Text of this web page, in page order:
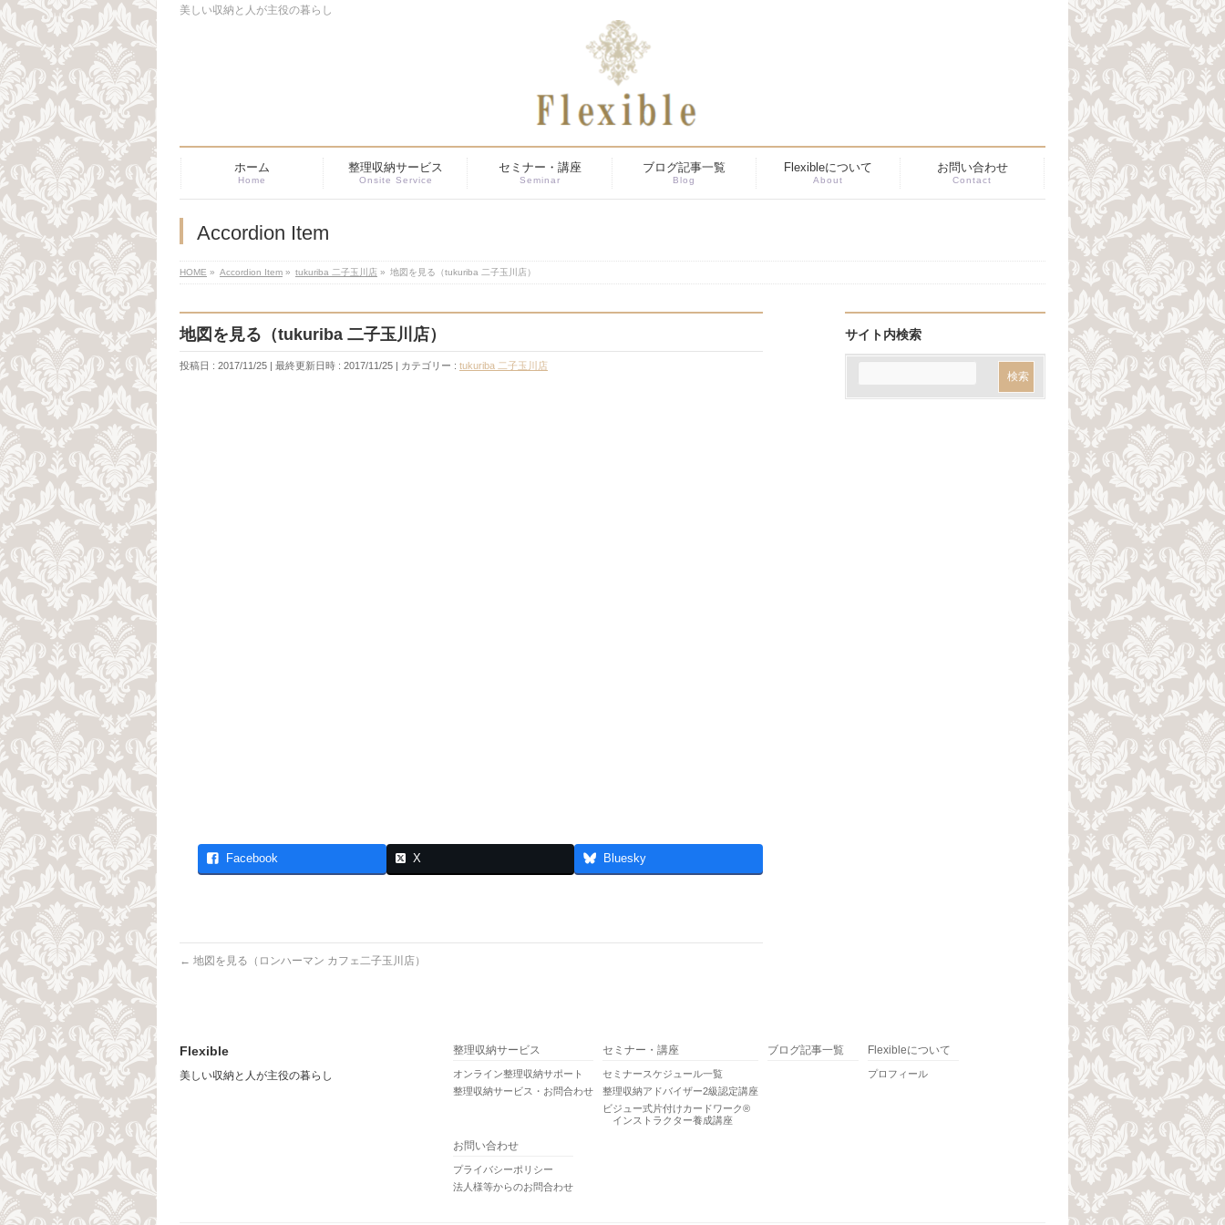
美しい収納と人が主役の暮らし
ホーム
Home
整理収納サービス
Onsite Service
セミナー・講座
Seminar
ブログ記事一覧
Blog
Flexibleについて
About
お問い合わせ
Contact
Accordion Item
HOME » Accordion Item » tukuriba 二子玉川店 » 地図を見る（tukuriba 二子玉川店）
地図を見る（tukuriba 二子玉川店）
投稿日 : 2017/11/25 最終更新日時 : 2017/11/25 カテゴリー : tukuriba 二子玉川店
Facebook X Bluesky
← 地図を見る（ロンハーマン カフェ二子玉川店）
サイト内検索
Flexible
美しい収納と人が主役の暮らし
整理収納サービス
オンライン整理収納サポート
整理収納サービス・お問合わせ
セミナー・講座
セミナースケジュール一覧
整理収納アドバイザー2級認定講座
ビジュー式片付けカードワーク®
インストラクター養成講座
ブログ記事一覧 Flexibleについて
プロフィール
お問い合わせ
プライバシーポリシー
法人様等からのお問合わせ